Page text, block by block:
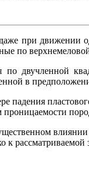
при
по
двучленной
в
рассматриваемой